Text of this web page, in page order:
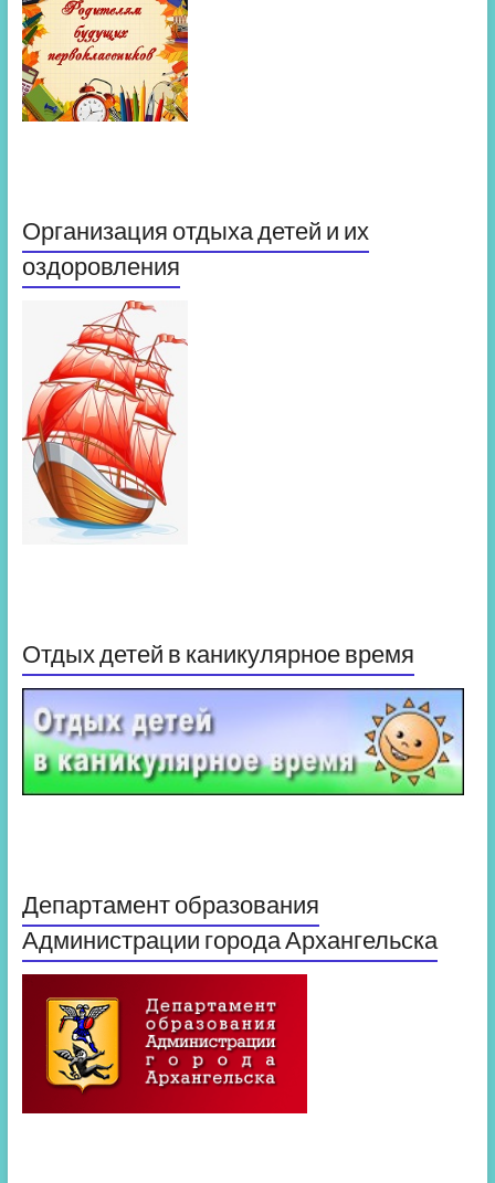
Организация отдыха детей и их
оздоровления
Отдых детей в каникулярное время
Департамент образования
Администрации города Архангельска